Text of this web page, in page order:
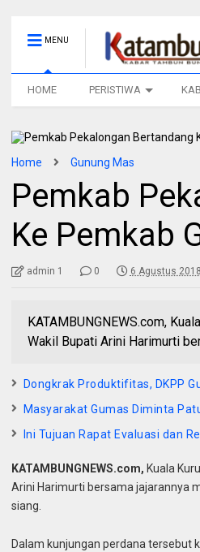
MENU
HOME PERISTIWA
Home Gunung Mas
Pemkab
Ke Pemkab
admin 1 0 6 Agustus
KATAMBUNGNEWS.com,
Wakil Bupati Arini Harimurti
Dongkrak Produktifitas, DKPP
Masyarakat Gumas Diminta
Ini Tujuan Rapat Evaluasi dan
KATAMBUNGNEWS.com, Kuala
Arini Harimurti bersama jajarannya
siang.
Dalam kunjungan perdana tersebut